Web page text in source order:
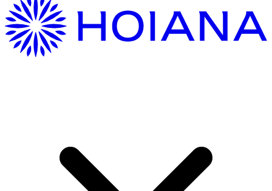
여기 오는 중